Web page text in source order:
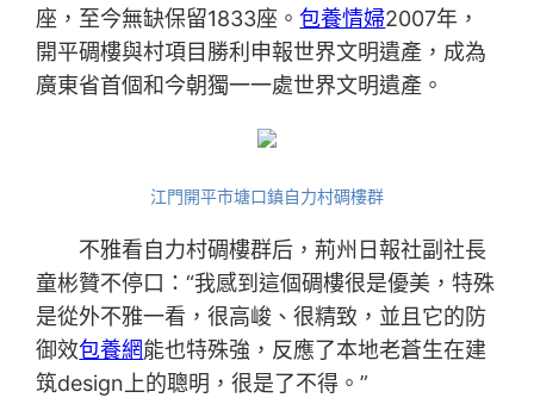
座，至今無缺保留1833座。包養情婦2007年，
開平碉樓與村項目勝利申報世界文明遺產，成為
廣東省首個和今朝獨一一處世界文明遺產。
江門開平市塘口鎮自力村碉樓群
不雅看自力村碉樓群后，荊州日報社副社長
童彬贊不停口：“我感到這個碉樓很是優美，特殊
是從外不雅一看，很高峻、很精致，並且它的防
御效包養網能也特殊強，反應了本地老蒼生在建
筑design上的聰明，很是了不得。”